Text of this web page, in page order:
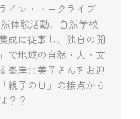
イン・トークライブ」
体験活動、自然学校
成に従事し、独自の開
で地域の自然・人・文
峯岸由美子さんをお迎
親子の日」の接点から
？？